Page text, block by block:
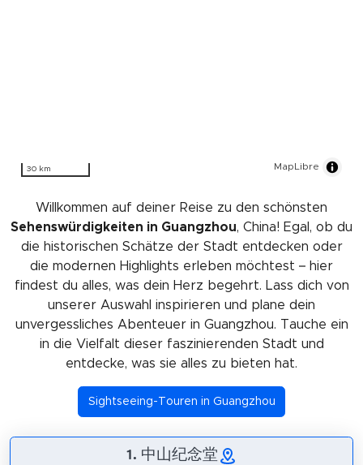
30 km MapLibre
Willkommen auf deiner Reise zu den schönsten
Sehenswürdigkeiten in Guangzhou, China! Egal, ob du
die historischen Schätze der Stadt entdecken oder
die modernen Highlights erleben möchtest – hier
findest du alles, was dein Herz begehrt. Lass dich von
unserer Auswahl inspirieren und plane dein
unvergessliches Abenteuer in Guangzhou. Tauche ein
in die Vielfalt dieser faszinierenden Stadt und
entdecke, was sie alles zu bieten hat.
Sightseeing-Touren in Guangzhou
1. 中山纪念堂